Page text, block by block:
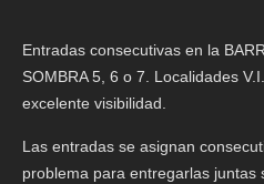
Entradas consecutivas en la
SOMBRA 5, 6 o 7. Localidades
excelente visibilidad.
Las entradas se asignan
problema para entregarlas juntas